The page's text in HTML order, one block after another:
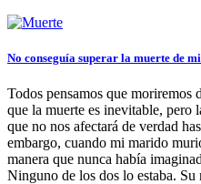
No conseguía superar la muerte de
Todos pensamos que moriremos
que la muerte es inevitable, pero
que no nos afectará de verdad
embargo, cuando mi marido
manera que nunca había
Ninguno de los dos lo estaba. Su